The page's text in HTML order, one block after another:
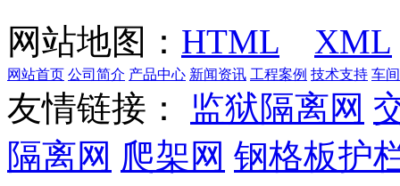
网站地图： HTML XML
网站首页 公司简介 产品中心 新闻资讯 工程案例 技术支持 车
友情链接： 监狱隔离网
隔离网 爬架网 钢格板护